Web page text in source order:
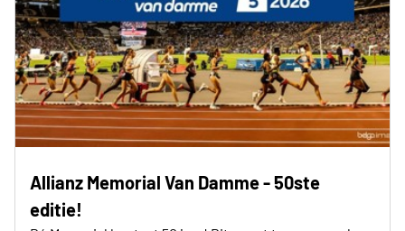
Allianz Memorial Van Damme - 50ste
editie!